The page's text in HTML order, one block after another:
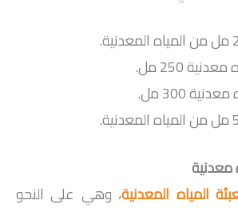
250 مل.
300 مل.
المياه المعدنية، وهي على النحو